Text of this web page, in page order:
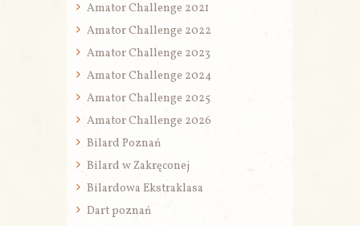
Amator Challenge 2021
Amator Challenge 2022
Amator Challenge 2023
Amator Challenge 2024
Amator Challenge 2025
Amator Challenge 2026
Bilard Poznań
Bilard w Zakręconej
Bilardowa Ekstraklasa
Dart poznań